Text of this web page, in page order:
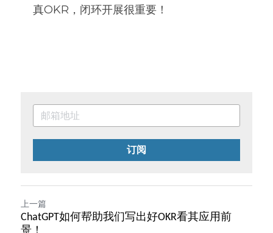
    真OKR，闭环开展很重要！
订阅
上一篇
ChatGPT如何帮助我们写出好OKR看其应用前